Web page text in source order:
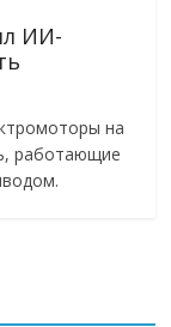
ИИ-
на
работающие